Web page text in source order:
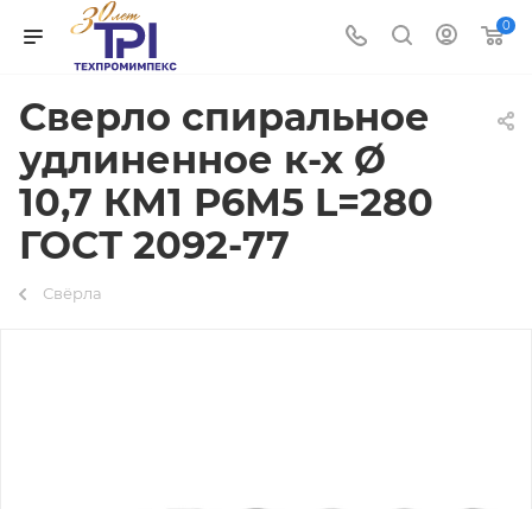
0
Сверло спиральное
удлиненное к-х Ø
10,7 КМ1 Р6М5 L=280
ГОСТ 2092-77
Свёрла